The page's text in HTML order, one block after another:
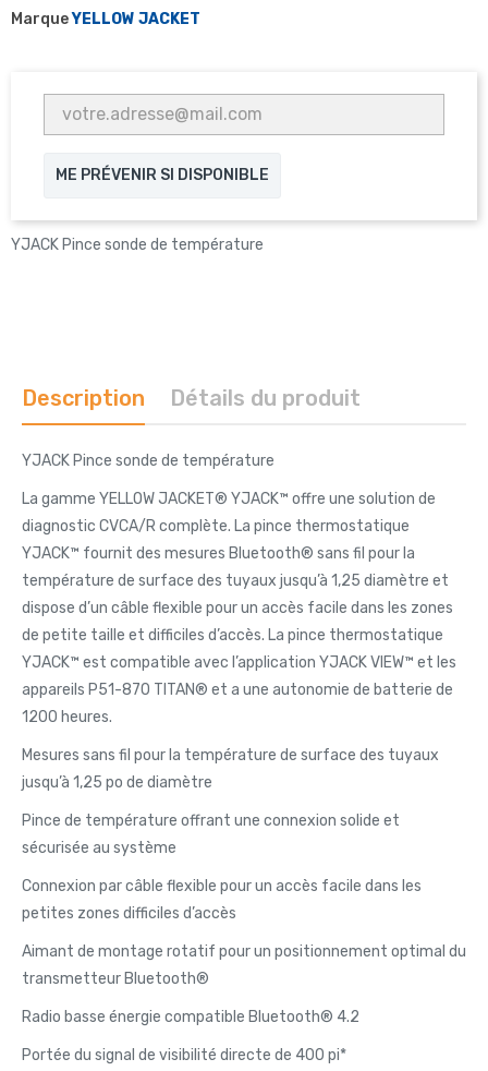
MarqueYELLOW JACKET
ME PRÉVENIR SI DISPONIBLE
YJACK Pince sonde de température
Description Détails du produit
YJACK Pince sonde de température
La gamme YELLOW JACKET® YJACK™ offre une solution de
diagnostic CVCA/R complète. La pince thermostatique
YJACK™ fournit des mesures Bluetooth® sans fil pour la
température de surface des tuyaux jusqu’à 1,25 diamètre et
dispose d’un câble flexible pour un accès facile dans les zones
de petite taille et difficiles d’accès. La pince thermostatique
YJACK™ est compatible avec l’application YJACK VIEW™ et les
appareils P51-870 TITAN® et a une autonomie de batterie de
1200 heures.
Mesures sans fil pour la température de surface des tuyaux
jusqu’à 1,25 po de diamètre
Pince de température offrant une connexion solide et
sécurisée au système
Connexion par câble flexible pour un accès facile dans les
petites zones difficiles d’accès
Aimant de montage rotatif pour un positionnement optimal du
transmetteur Bluetooth®
Radio basse énergie compatible Bluetooth® 4.2
Portée du signal de visibilité directe de 400 pi*